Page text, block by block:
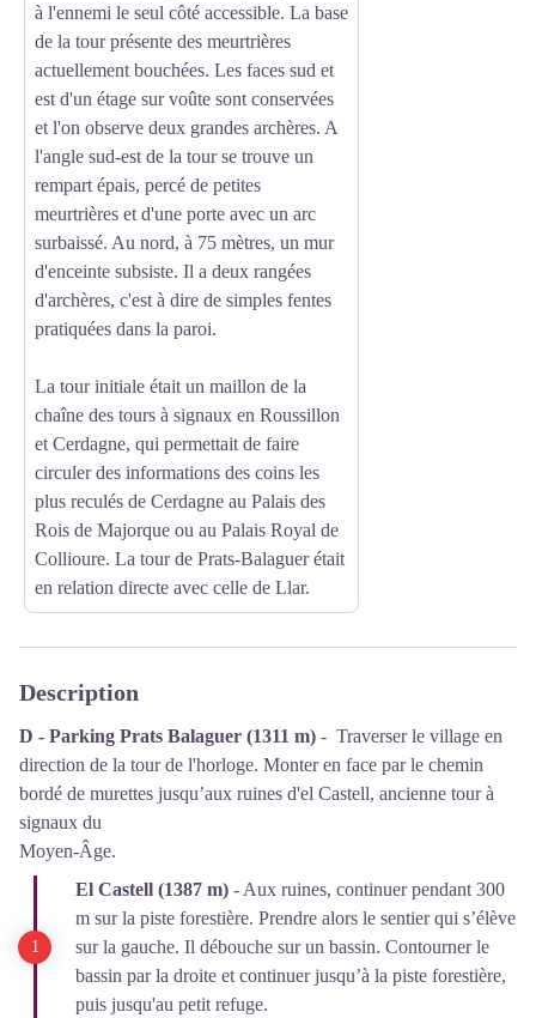
à l'ennemi le seul côté accessible. La base
de la tour présente des meurtrières
actuellement bouchées. Les faces sud et
est d'un étage sur voûte sont conservées
et l'on observe deux grandes archères. A
l'angle sud-est de la tour se trouve un
rempart épais, percé de petites
meurtrières et d'une porte avec un arc
surbaissé. Au nord, à 75 mètres, un mur
d'enceinte subsiste. Il a deux rangées
d'archères, c'est à dire de simples fentes
pratiquées dans la paroi.
La tour initiale était un maillon de la
chaîne des tours à signaux en Roussillon
et Cerdagne, qui permettait de faire
circuler des informations des coins les
plus reculés de Cerdagne au Palais des
Rois de Majorque ou au Palais Royal de
Collioure. La tour de Prats-Balaguer était
en relation directe avec celle de Llar.
Description
D - Parking Prats Balaguer (1311 m) - Traverser le village en
direction de la tour de l'horloge. Monter en face par le chemin
bordé de murettes jusqu’aux ruines d'el Castell, ancienne tour à
signaux du
Moyen-Âge.
El Castell (1387 m) - Aux ruines, continuer pendant 300
m sur la piste forestière. Prendre alors le sentier qui s’élève
sur la gauche. Il débouche sur un bassin. Contourner le
bassin par la droite et continuer jusqu’à la piste forestière,
puis jusqu'au petit refuge.